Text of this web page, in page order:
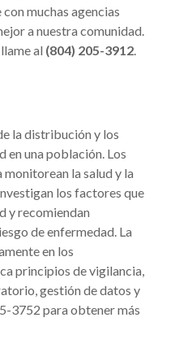
muchas agencias
a nuestra comunidad.
al (804) 205-3912
la distribución y los
en una población. Los
la salud y la
los factores que
y recomiendan
de enfermedad. La
en los
principios de vigilancia,
gestión de datos y
3752 para obtener más